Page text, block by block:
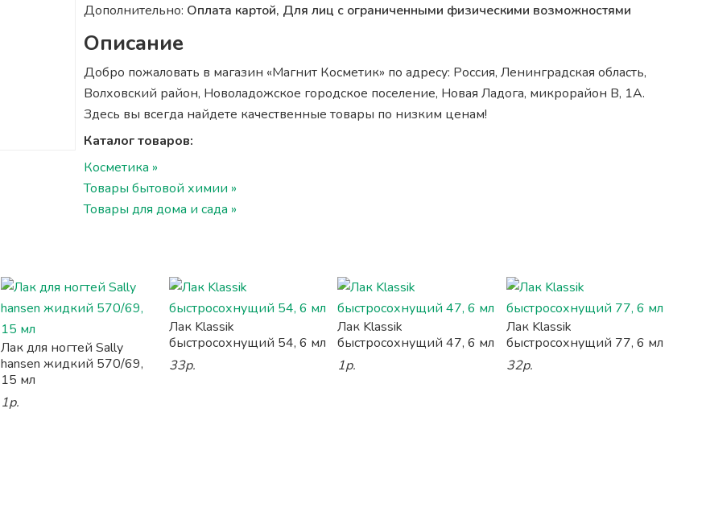
Дополнительно: Оплата картой, Для лиц с ограниченными физическими возможностями
Описание
Добро пожаловать в магазин «Магнит Косметик» по адресу: Россия, Ленинградская область,
Волховский район, Новоладожское городское поселение, Новая Ладога, микрорайон В, 1А.
Здесь вы всегда найдете качественные товары по низким ценам!
Каталог товаров:
Косметика »
Товары бытовой химии »
Товары для дома и сада »
Лак для ногтей Sally
hansen жидкий 570/69,
15 мл
1р.
Лак Klassik
быстросохнущий 54, 6 мл
33р.
Лак Klassik
быстросохнущий 47, 6 мл
1р.
Лак Klassik
быстросохнущий 77, 6 мл
32р.